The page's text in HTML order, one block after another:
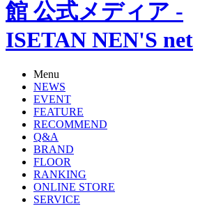
館 公式メディア -
ISETAN NEN'S net
Menu
NEWS
EVENT
FEATURE
RECOMMEND
Q&A
BRAND
FLOOR
RANKING
ONLINE STORE
SERVICE